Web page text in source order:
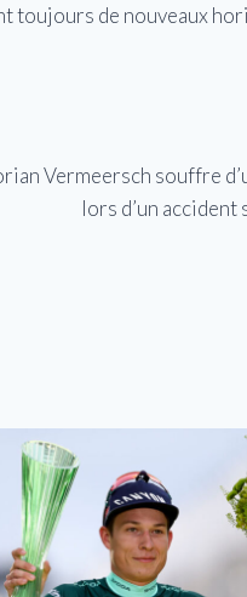
toujours de nouveaux
Vermeersch souffre
lors d’un